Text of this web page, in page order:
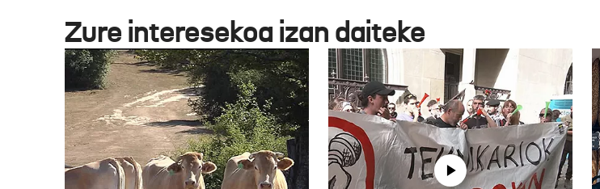
Zure interesekoa izan daiteke